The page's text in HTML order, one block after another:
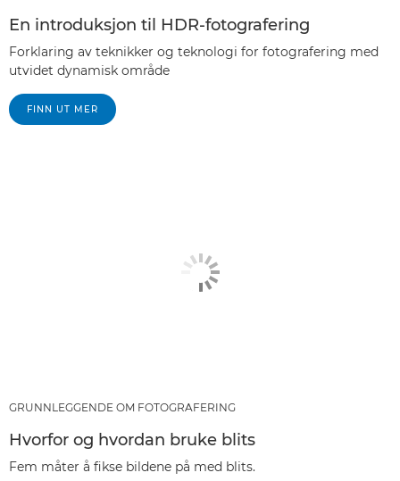
En introduksjon til HDR-fotografering
Forklaring av teknikker og teknologi for fotografering med
utvidet dynamisk område
FINN UT MER
GRUNNLEGGENDE OM FOTOGRAFERING
Hvorfor og hvordan bruke blits
Fem måter å fikse bildene på med blits.